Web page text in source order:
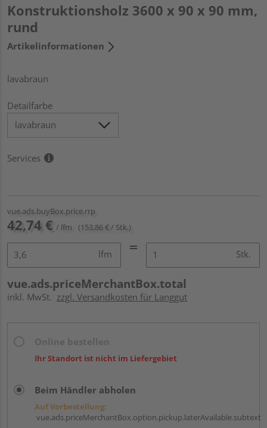
Konstruktionsholz 3600 x 90 x 90 mm,
rund
Artikelinformationen
lavabraun
Detailfarbe
Services
vue.ads.buyBox.price.rrp
42,74 € / lfm (153,86 € / Stk.)
lfm Stk.
vue.ads.priceMerchantBox.total
inkl. MwSt. zzgl. Versandkosten für Langgut
Ihr Standort ist nicht im Liefergebiet
Beim Händler abholen
Auf Vorbestellung:
vue.ads.priceMerchantBox.option.pickup.laterAvailable.subtext